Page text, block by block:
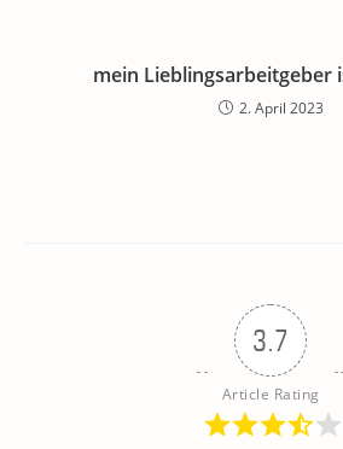
mein Lieblingsarbeitgeber
2. April 2023
3.7
Article Rating